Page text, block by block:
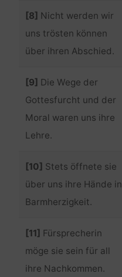
[8] Nicht werden wir
uns trösten können
über ihren Abschied.
[9] Die Wege der
Gottesfurcht und der
Moral waren uns ihre
Lehre.
[10] Stets öffnete sie
über uns ihre Hände in
Barmherzigkeit.
[11] Fürsprecherin
möge sie sein für all
ihre Nachkommen.